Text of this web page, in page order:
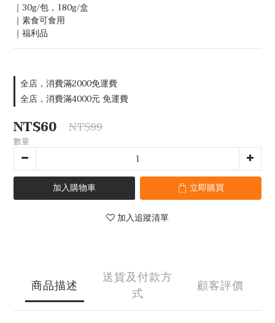
｜30g/包，180g/盒
｜素食可食用
｜福利品
全店，消費滿2000免運費
全店，消費滿4000元 免運費
NT$60 NT$99
數量
加入購物車 立即購買
加入追蹤清單
商品描述
送貨及付款方
式
顧客評價